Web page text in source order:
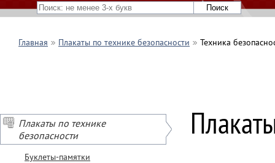
Главная Плакаты по технике безопасности Техника
Плакаты по технике
безопасности
Буклеты-памятки